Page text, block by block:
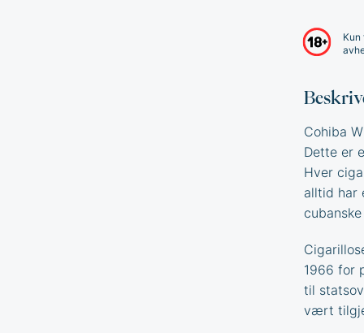
Kun
Cohiba
Dette er
Hver
alltid har
1966 for
til
vært